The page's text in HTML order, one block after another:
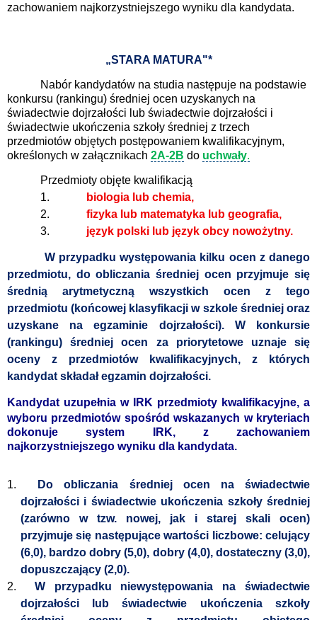
zachowaniem najkorzystniejszego wyniku dla kandydata.
„STARA MATURA"*
Nabór kandydatów na studia następuje na podstawie
konkursu (rankingu) średniej ocen uzyskanych na
świadectwie dojrzałości lub świadectwie dojrzałości i
świadectwie ukończenia szkoły średniej z trzech
przedmiotów objętych postępowaniem kwalifikacyjnym,
określonych w załącznikach 2A-2B do uchwały.
Przedmioty objęte kwalifikacją
1.
biologia lub chemia,
2.
fizyka lub matematyka lub geografia,
3.
język polski lub język obcy nowożytny.
W przypadku występowania kilku ocen z danego
przedmiotu, do obliczania średniej ocen przyjmuje się
średnią arytmetyczną wszystkich ocen z tego
przedmiotu (końcowej klasyfikacji w szkole średniej oraz
uzyskane na egzaminie dojrzałości). W konkursie
(rankingu) średniej ocen za priorytetowe uznaje się
oceny z przedmiotów kwalifikacyjnych, z których
kandydat składał egzamin dojrzałości.
Kandydat uzupełnia w IRK przedmioty kwalifikacyjne, a
wyboru przedmiotów spośród wskazanych w kryteriach
dokonuje system IRK, z zachowaniem
najkorzystniejszego wyniku dla kandydata.
1.
Do obliczania średniej ocen na świadectwie
dojrzałości i świadectwie ukończenia szkoły średniej
(zarówno w tzw. nowej, jak i starej skali ocen)
przyjmuje się następujące wartości liczbowe: celujący
(6,0), bardzo dobry (5,0), dobry (4,0), dostateczny (3,0),
dopuszczający (2,0).
2.
W przypadku niewystępowania na świadectwie
dojrzałości lub świadectwie ukończenia szkoły